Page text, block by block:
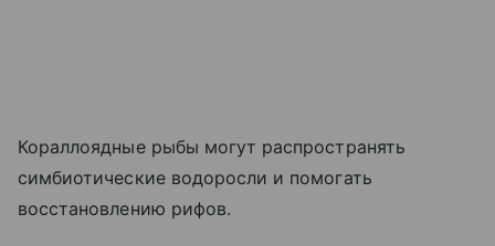
Кораллоядные рыбы могут распространять
симбиотические водоросли и помогать
восстановлению рифов.